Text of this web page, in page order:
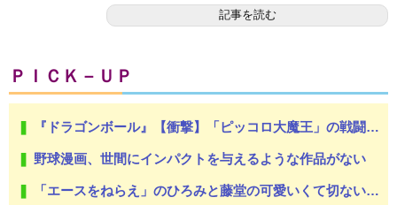
記事を読む
ＰＩＣＫ－ＵＰ
『ドラゴンボール』【衝撃】「ピッコロ大魔王」の戦闘力がヤバすぎるｗｗｗｗもしかしてナメック星人は…
野球漫画、世間にインパクトを与えるような作品がない
「エースをねらえ」のひろみと藤堂の可愛いくて切ない恋模様が好きだ